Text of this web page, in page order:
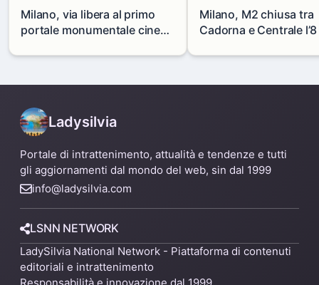
Milano, via libera al primo
portale monumentale cinese
Milano, M2 chiusa tra
Cadorna e Centrale
alternative
Ladysilvia
Portale di intrattenimento, attualità e tendenze e tutti
gli aggiornamenti dal mondo del web, sin dal 1999
info@ladysilvia.com
LSNN NETWORK
LadySilvia National Network - Piattaforma di contenuti
editoriali e intrattenimento